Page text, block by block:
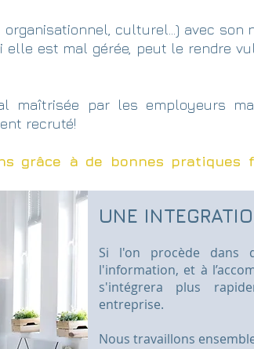
culturel…) avec son
est mal gérée, peut le rendre
maîtrisée par les employeurs
recruté!
grâce à de bonnes pratiques
UNE
Si l'on procède dans
l'information, et à
s'intégrera plus
entreprise.
Nous travaillons